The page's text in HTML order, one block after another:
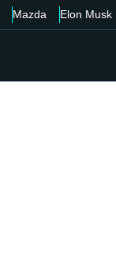
Mazda Elon Musk